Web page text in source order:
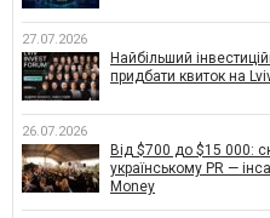
27.07.2026
Найбільший
придбати квиток на
26.07.2026
Від $700 до $15 000:
українському PR —
Money